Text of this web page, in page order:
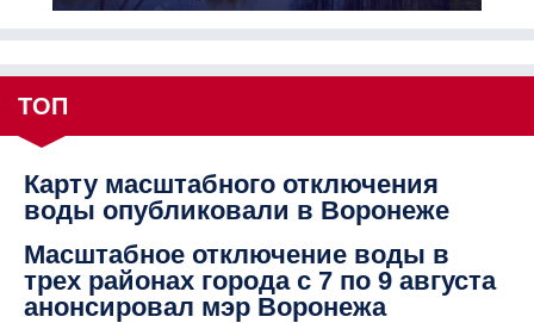
ТОП
Карту масштабного отключения
воды опубликовали в Воронеже
Масштабное отключение воды в
трех районах города с 7 по 9 августа
анонсировал мэр Воронежа